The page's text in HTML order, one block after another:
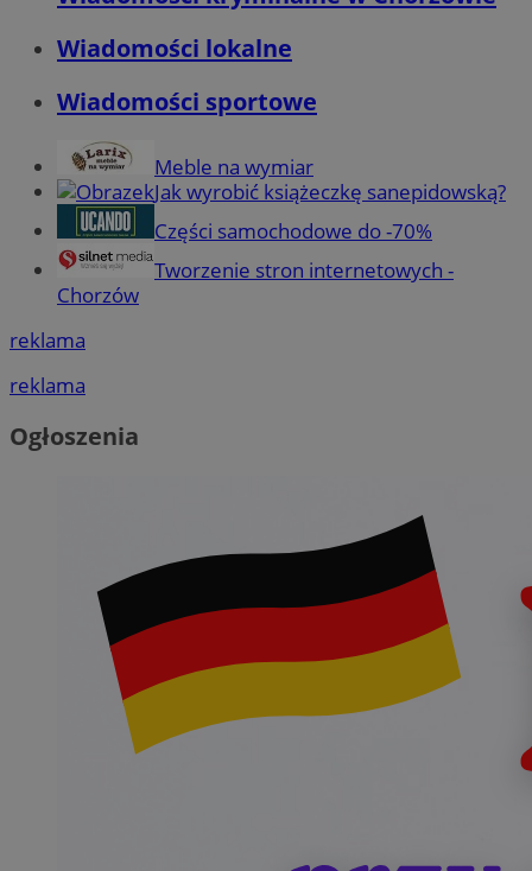
Wiadomości lokalne
Wiadomości sportowe
Meble na wymiar
Jak wyrobić książeczkę sanepidowską?
Części samochodowe do -70%
Tworzenie stron internetowych -
Chorzów
reklama
reklama
Ogłoszenia